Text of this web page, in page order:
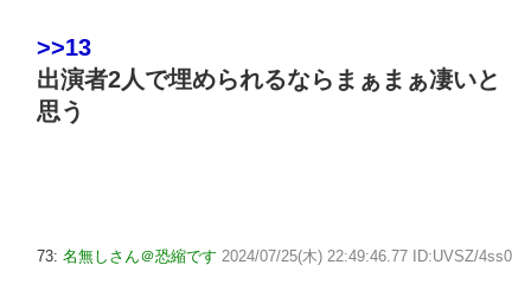
>>13
出演者2人で埋められるならまぁまぁ凄いと
思う
73: 名無しさん＠恐縮です 2024/07/25(木) 22:49:46.77 ID:UVSZ/4ss0